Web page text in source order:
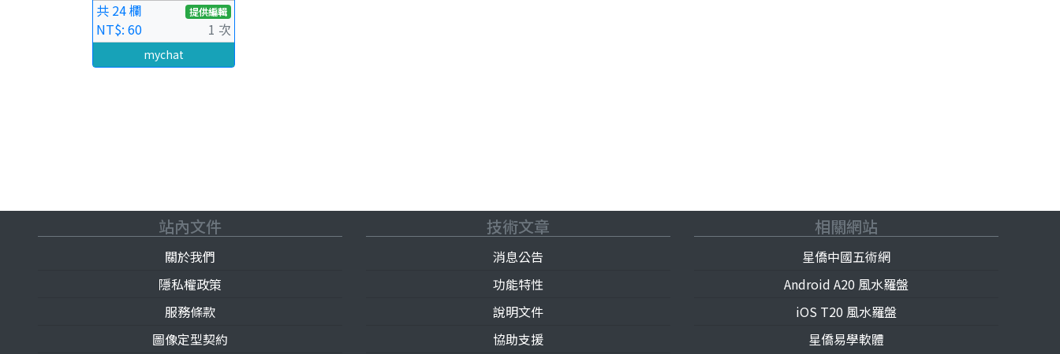
共 24 欄 提供編輯
NT$: 60 1 次
mychat
站內文件
關於我們
隱私權政策
服務條款
圖像定型契約
技術文章
消息公告
功能特性
說明文件
協助支援
相關網站
星僑中國五術網
Android A20 風水羅盤
iOS T20 風水羅盤
星僑易學軟體